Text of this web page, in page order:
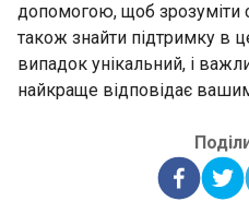
допомогою, щоб зрозуміти
також знайти підтримку в
випадок унікальний, і
найкраще відповідає